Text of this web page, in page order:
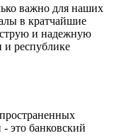
важно для наших
в кратчайшие
и надежную
и республике
это банковский